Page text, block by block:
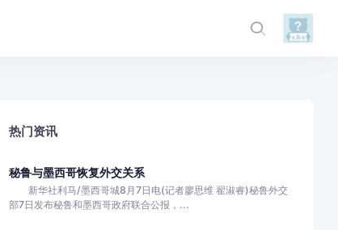
热门资讯
秘鲁与墨西哥恢复外交关系
新华社利马/墨西哥城8月7日电(记者廖思维 翟淑睿)秘鲁外交
部7日发布秘鲁和墨西哥政府联合公报，...